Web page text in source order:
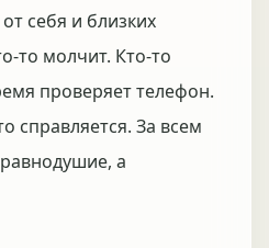
себя и близких
то молчит. Кто-то
проверяет телефон.
справляется. За всем
а